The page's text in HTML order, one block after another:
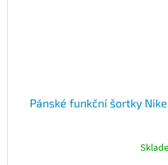
Pánské funkční šortky